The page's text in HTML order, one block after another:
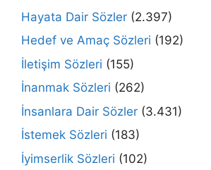
Hayata Dair Sözler (2.397)
Hedef ve Amaç Sözleri (192)
İletişim Sözleri (155)
İnanmak Sözleri (262)
İnsanlara Dair Sözler (3.431)
İstemek Sözleri (183)
İyimserlik Sözleri (102)